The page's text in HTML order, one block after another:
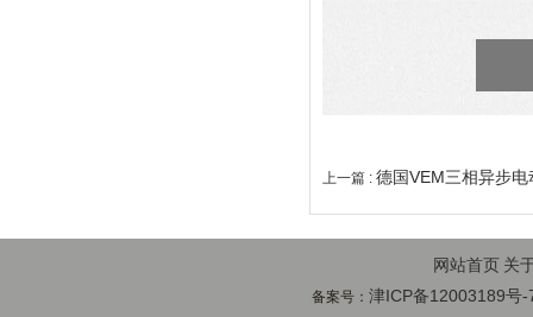
上一篇 : 德国VEM三相异步电
网站首页 关
备案号：津ICP备12003189号-